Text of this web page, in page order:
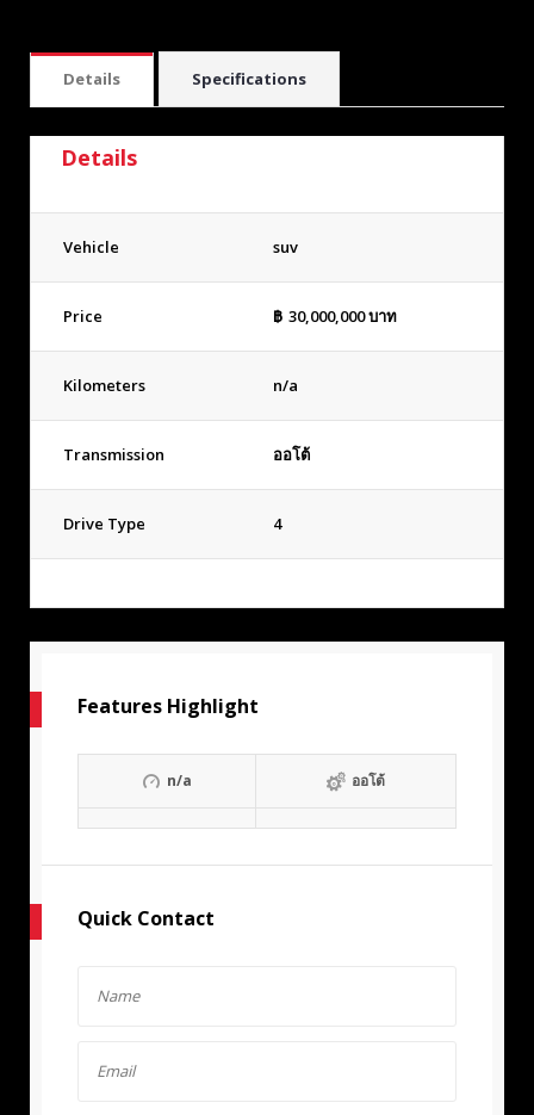
Details Specifications
Details
Vehicle suv
Price ฿ 30,000,000บาท
Kilometers n/a
Transmission ออโต้
Drive Type 4
Features Highlight
n/a ออโต้
Quick Contact